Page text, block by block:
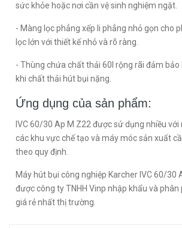
sức khỏe hoặc nơi cần vệ sinh nghiệm ngặt.
- Màng lọc phẳng xếp li phẳng nhỏ gọn cho
lọc lớn với thiết kế nhỏ và rõ ràng.
- Thùng chứa chất thải 60l rộng rãi đảm bảo
khi chất thải hút bụi nặng.
Ứng dụng của sản phẩm:
IVC 60/30 Ap M Z22 được sử dụng nhiều với
các khu vực chế tạo và máy móc sản xuất
theo quy định.
Máy hút bụi công nghiệp Karcher IVC 60/30
được công ty TNHH Vinp nhập khẩu và phân
giá rẻ nhất thị trường.